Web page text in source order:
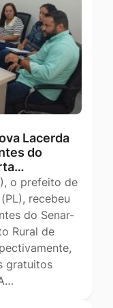
Lacerda
do
o prefeito de
recebeu
do Senar-
Rural de
gratuitos